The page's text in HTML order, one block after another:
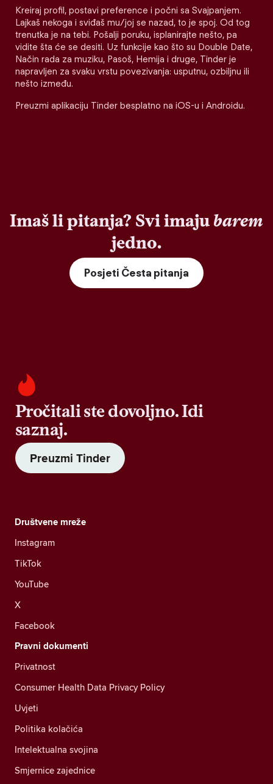
Kreiraj profil, postavi preference i počni sa Svajpanjem.
Lajkaš nekoga i sviđaš mu/joj se nazad, to je spoj. Od tog
trenutka je na tebi. Pošalji poruku, isplanirajte nešto, pa
vidite šta će se desiti. Uz funkcije kao što su Double Date,
Način rada za muziku, Pasoš, Hemija i druge, Tinder je
napravljen za svaku vrstu povezivanja: usputnu, ozbiljnu ili
nešto između.
Preuzmi aplikaciju Tinder besplatno na iOS-u i Androidu.
Imaš li pitanja? Svi imaju barem
jedno.
Posjeti Česta pitanja
Pročitali ste dovoljno. Idi
saznaj.
Preuzmi Tinder
Društvene mreže
Instagram
TikTok
YouTube
X
Facebook
Pravni dokumenti
Privatnost
Consumer Health Data Privacy Policy
Uvjeti
Politika kolačića
Intelektualna svojina
Smjernice zajednice